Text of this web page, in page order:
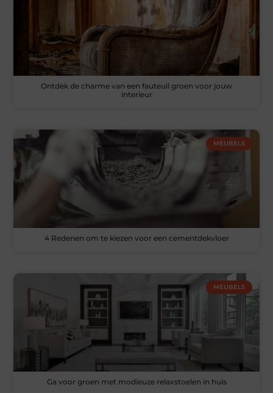
Ontdek de charme van een fauteuil groen voor jouw
interieur
MEUBELS
4 Redenen om te kiezen voor een cementdekvloer
MEUBELS
Ga voor groen met modieuze relaxstoelen in huis